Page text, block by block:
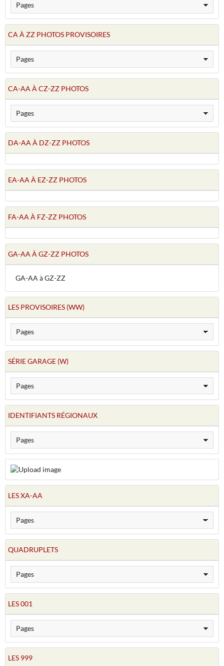
CA À ZZ PHOTOS PROVISOIRES
CA-AA À CZ-ZZ PHOTOS
DA-AA À DZ-ZZ PHOTOS
EA-AA À EZ-ZZ PHOTOS
FA-AA À FZ-ZZ PHOTOS
GA-AA À GZ-ZZ PHOTOS
GA-AA à GZ-ZZ
LES PROVISOIRES (WW)
SÉRIE GARAGE (W)
IDENTIFIANTS RÉGIONAUX
LES XA-AA
QUADRUPLETS
LES 001
LES 999